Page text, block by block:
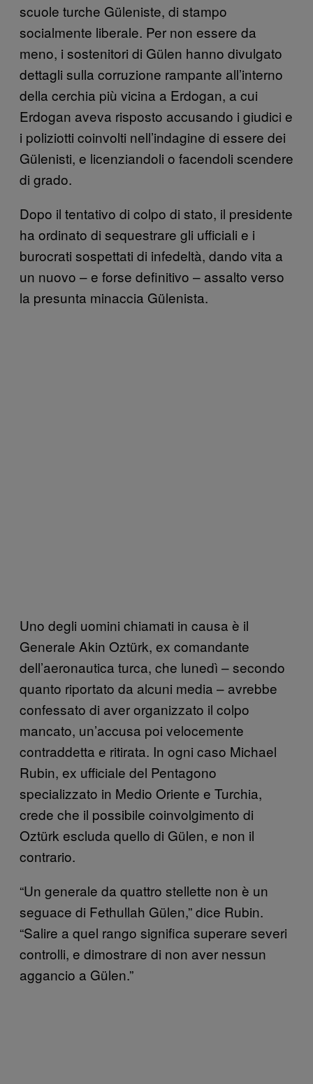
scuole turche Güleniste, di stampo
socialmente liberale. Per non essere da
meno, i sostenitori di Gülen hanno divulgato
dettagli sulla corruzione rampante all’interno
della cerchia più vicina a Erdogan, a cui
Erdogan aveva risposto accusando i giudici e
i poliziotti coinvolti nell’indagine di essere dei
Gülenisti, e licenziandoli o facendoli scendere
di grado.
Dopo il tentativo di colpo di stato, il presidente
ha ordinato di sequestrare gli ufficiali e i
burocrati sospettati di infedeltà, dando vita a
un nuovo – e forse definitivo – assalto verso
la presunta minaccia Gülenista.
Uno degli uomini chiamati in causa è il
Generale Akin Oztürk, ex comandante
dell’aeronautica turca, che lunedì – secondo
quanto riportato da alcuni media – avrebbe
confessato di aver organizzato il colpo
mancato, un’accusa poi velocemente
contraddetta e ritirata. In ogni caso Michael
Rubin, ex ufficiale del Pentagono
specializzato in Medio Oriente e Turchia,
crede che il possibile coinvolgimento di
Oztürk escluda quello di Gülen, e non il
contrario.
“Un generale da quattro stellette non è un
seguace di Fethullah Gülen,” dice Rubin.
“Salire a quel rango significa superare severi
controlli, e dimostrare di non aver nessun
aggancio a Gülen.”